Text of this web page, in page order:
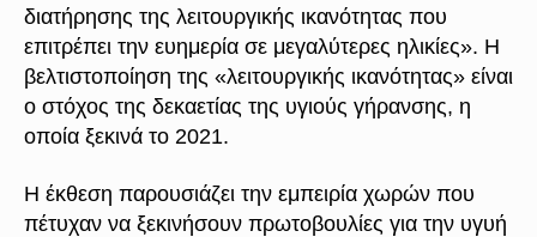
διατήρησης της λειτουργικής ικανότητας που
επιτρέπει την ευημερία σε μεγαλύτερες ηλικίες». Η
βελτιστοποίηση της «λειτουργικής ικανότητας» είναι
ο στόχος της δεκαετίας της υγιούς γήρανσης, η
οποία ξεκινά το 2021.
Η έκθεση παρουσιάζει την εμπειρία χωρών που
πέτυχαν να ξεκινήσουν πρωτοβουλίες για την υγυή